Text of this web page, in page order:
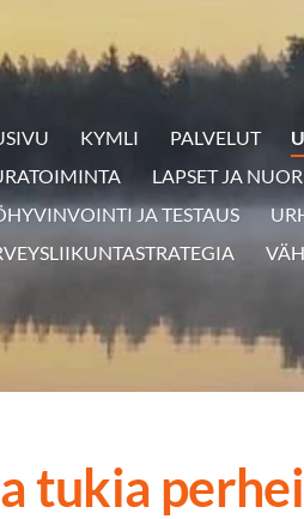
KYMLI PALVELUT
LAPSET JA
JA TESTAUS
tukia